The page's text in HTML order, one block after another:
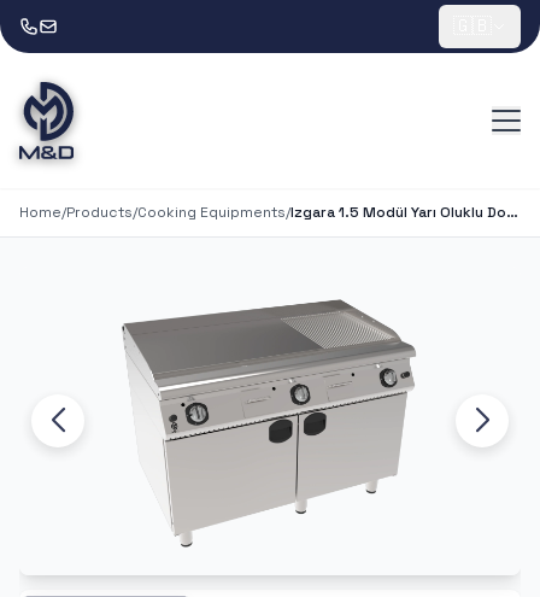
Home/Products/Cooking Equipments/ Izgara 1.5 Modül Yarı Oluklu Dolaplı